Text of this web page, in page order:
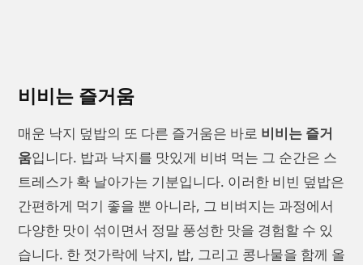
비비는 즐거움
매운 낙지 덮밥의 또 다른 즐거움은 바로 비비는 즐거
움입니다. 밥과 낙지를 맛있게 비벼 먹는 그 순간은 스
트레스가 확 날아가는 기분입니다. 이러한 비빈 덮밥은
간편하게 먹기 좋을 뿐 아니라, 그 비벼지는 과정에서
다양한 맛이 섞이면서 정말 풍성한 맛을 경험할 수 있
습니다. 한 젓가락에 낙지, 밥, 그리고 콩나물을 함께 올